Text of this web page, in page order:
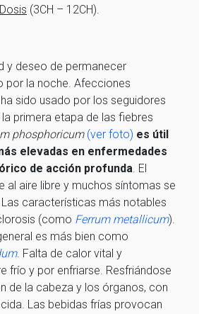
Dosis (3CH – 12CH).
y deseo de permanecer
por la noche. Afecciones
sido usado por los seguidores
primera etapa de las fiebres
phosphoricum (ver foto) es útil
elevadas en enfermedades
de acción profunda. El
al aire libre y muchos síntomas se
características más notables
(como Ferrum metallicum).
es más bien como
. Falta de calor vital y
frío y por enfriarse. Resfriándose
de la cabeza y los órganos, con
Las bebidas frías provocan